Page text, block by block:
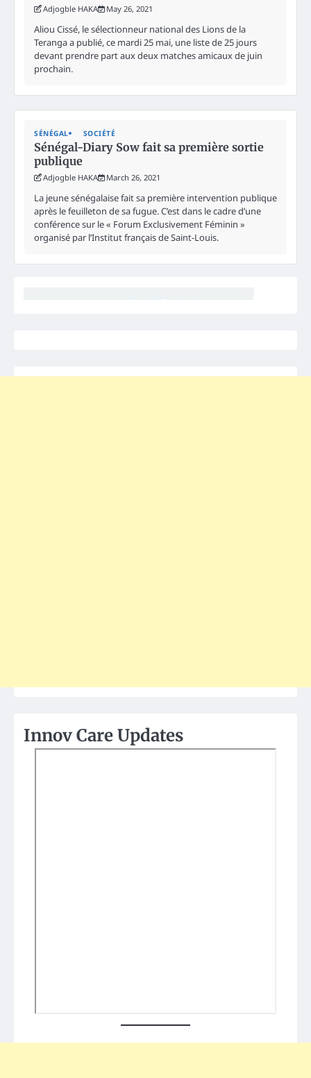
Adjogble HAKA May 26, 2021
Aliou Cissé, le sélectionneur national des Lions de la
Teranga a publié, ce mardi 25 mai, une liste de 25 jours
devant prendre part aux deux matches amicaux de juin
prochain.
SÉNÉGAL SOCIÉTÉ
Sénégal-Diary Sow fait sa première sortie
publique
Adjogble HAKA March 26, 2021
La jeune sénégalaise fait sa première intervention publique
après le feuilleton de sa fugue. C’est dans le cadre d’une
conférence sur le « Forum Exclusivement Féminin »
organisé par l’Institut français de Saint-Louis.
Innov Care Updates